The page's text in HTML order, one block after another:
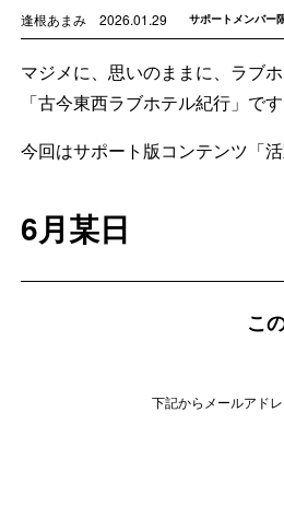
逢根あまみ 2026.01.29 サポートメンバー
マジメに、思いのままに、ラブ
「古今東西ラブホテル紀行」です
今回はサポート版コンテンツ「
6月某日
こ
下記からメールアド